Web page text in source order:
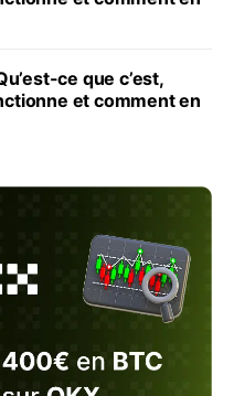
ce que c’est,
et comment en